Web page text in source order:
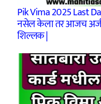
Pik Vima 2025 Last
नसेल केला तर आजच अर्ज
शिल्लक |